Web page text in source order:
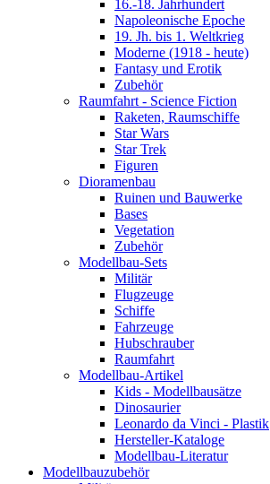
16.-18. Jahrhundert
Napoleonische Epoche
19. Jh. bis 1. Weltkrieg
Moderne (1918 - heute)
Fantasy und Erotik
Zubehör
Raumfahrt - Science Fiction
Raketen, Raumschiffe
Star Wars
Star Trek
Figuren
Dioramenbau
Ruinen und Bauwerke
Bases
Vegetation
Zubehör
Modellbau-Sets
Militär
Flugzeuge
Schiffe
Fahrzeuge
Hubschrauber
Raumfahrt
Modellbau-Artikel
Kids - Modellbausätze
Dinosaurier
Leonardo da Vinci - Plastik
Hersteller-Kataloge
Modellbau-Literatur
Modellbauzubehör